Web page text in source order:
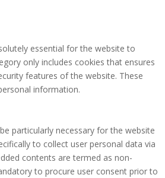
essential for the website to
only includes cookies that ensures
features of the website. These
information.
particularly necessary for the website
to collect user personal data via
contents are termed as non-
to procure user consent prior to